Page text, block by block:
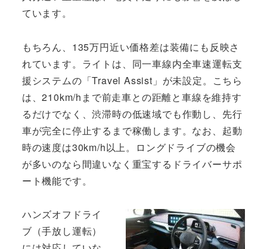
ています。
もちろん、135万円近い価格差は装備にも反映さ
れています。ライトは、同一車線内全車速運転支
援システムの「Travel Assist」が未設定。こちら
は、210km/hまで前走車との距離と車線を維持す
るだけでなく、渋滞時の低速域でも作動し、先行
車が完全に停止するまで稼働します。なお、起動
時の速度は30km/h以上。ロングドライブの機会
が多いのなら間違いなく重宝するドライバーサポ
ート機能です。
ハンズオフドライ
ブ（手放し運転）